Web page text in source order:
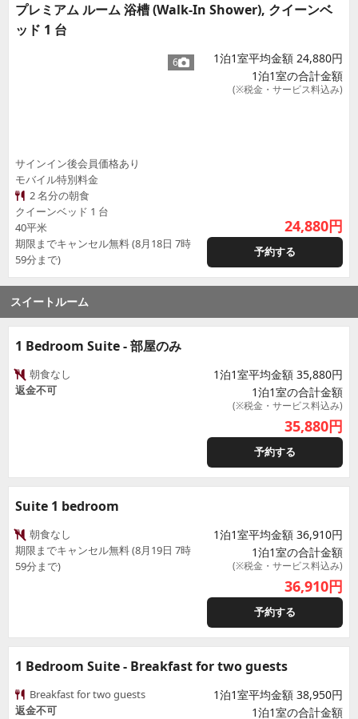
プレミアム ルーム 浴槽 (Walk-In Shower), クイーンベ
ッド 1 台
6
サインイン後会員価格あり
モバイル特別料金
2 名分の朝食
クイーンベッド 1 台
40平米
期限までキャンセル無料 (8月18日 7時
59分まで)
1泊1室平均金額 24,880円
1泊1室の合計金額
(※税金・サービス料込み)
24,880円
予約する
スイートルーム
1 Bedroom Suite - 部屋のみ
朝食なし
返金不可
1泊1室平均金額 35,880円
1泊1室の合計金額
(※税金・サービス料込み)
35,880円
予約する
Suite 1 bedroom
朝食なし
期限までキャンセル無料 (8月19日 7時
59分まで)
1泊1室平均金額 36,910円
1泊1室の合計金額
(※税金・サービス料込み)
36,910円
予約する
1 Bedroom Suite - Breakfast for two guests
Breakfast for two guests
返金不可
1泊1室平均金額 38,950円
1泊1室の合計金額